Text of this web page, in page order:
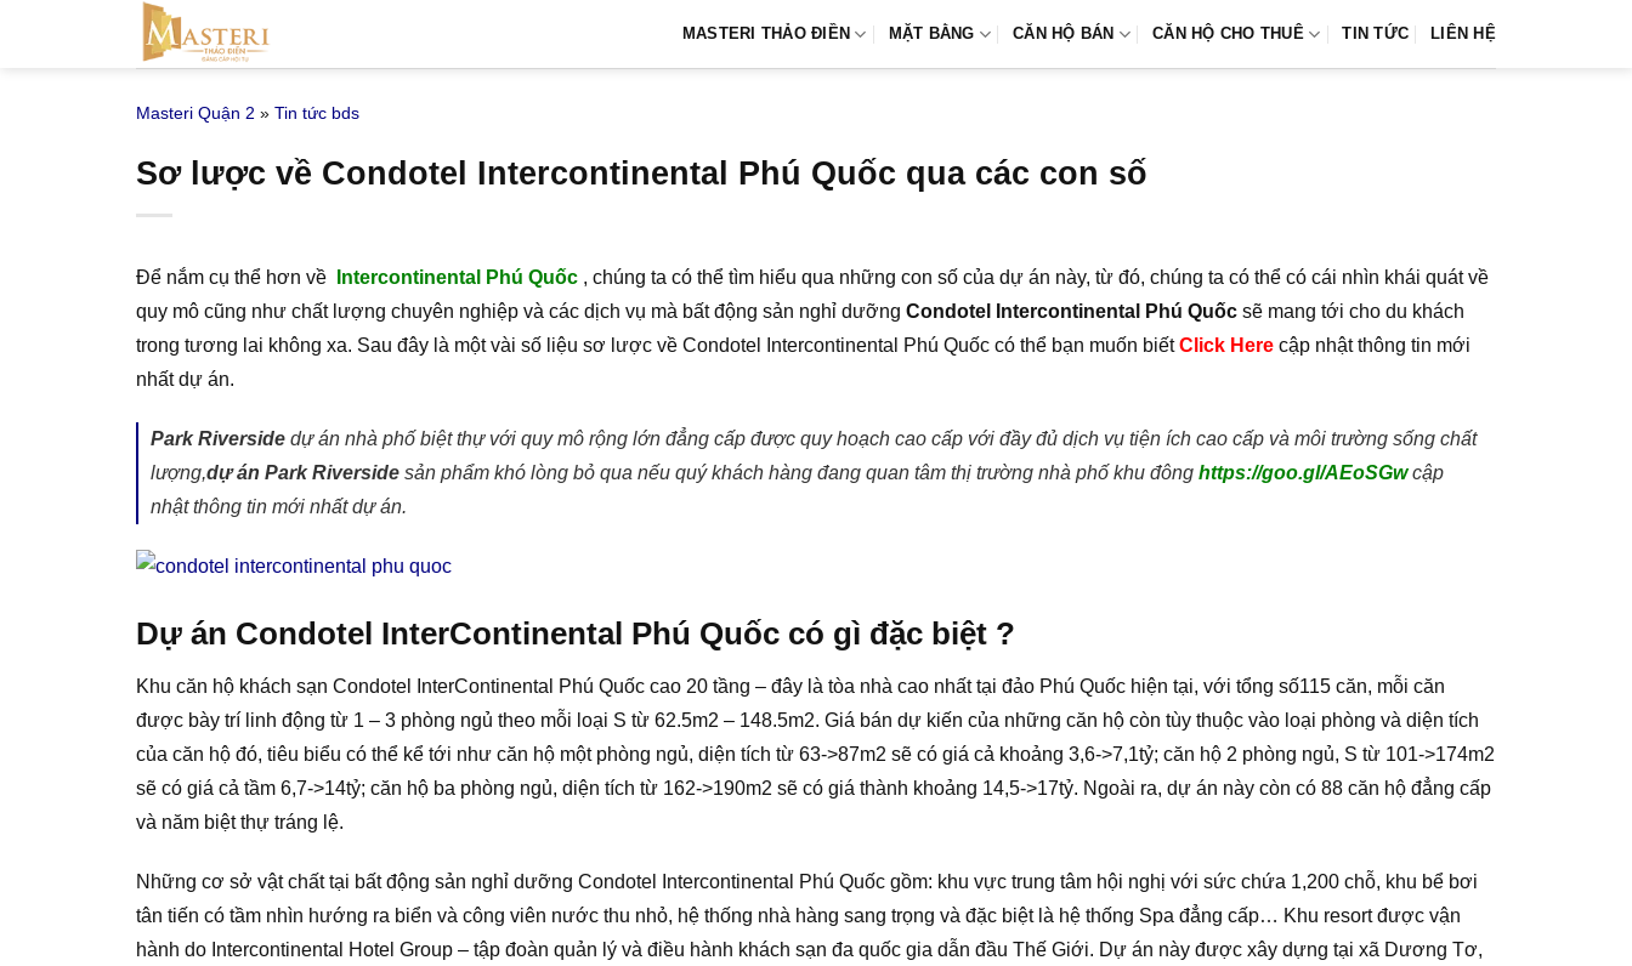
MASTERI THẢO ĐIỀN MẶT BẰNG CĂN HỘ BÁN CĂN HỘ CHO THUÊ TIN TỨC LIÊN HỆ
Masteri Quận 2 » Tin tức bds
Sơ lược về Condotel Intercontinental Phú Quốc qua các con số
Để nắm cụ thể hơn về Intercontinental Phú Quốc , chúng ta có thể tìm hiểu qua những con số của dự án này, từ đó, chúng ta có thể có cái nhìn khái quát về
quy mô cũng như chất lượng chuyên nghiệp và các dịch vụ mà bất động sản nghỉ dưỡng Condotel Intercontinental Phú Quốc sẽ mang tới cho du khách
trong tương lai không xa. Sau đây là một vài số liệu sơ lược về Condotel Intercontinental Phú Quốc có thể bạn muốn biếtClick Here cập nhật thông tin mới
nhất dự án.
Park Riverside dự án nhà phố biệt thự với quy mô rộng lớn đẳng cấp được quy hoạch cao cấp với đầy đủ dịch vụ tiện ích cao cấp và môi trường sống chất
lượng,dự án Park Riverside sản phẩm khó lòng bỏ qua nếu quý khách hàng đang quan tâm thị trường nhà phố khu đông https://goo.gl/AEoSGwcập
nhật thông tin mới nhất dự án.
Dự án Condotel InterContinental Phú Quốc có gì đặc biệt ?
Khu căn hộ khách sạn Condotel InterContinental Phú Quốc cao 20 tầng – đây là tòa nhà cao nhất tại đảo Phú Quốc hiện tại, với tổng số115 căn, mỗi căn
được bày trí linh động từ 1 – 3 phòng ngủ theo mỗi loại S từ 62.5m2 – 148.5m2. Giá bán dự kiến của những căn hộ còn tùy thuộc vào loại phòng và diện tích
của căn hộ đó, tiêu biểu có thể kể tới như căn hộ một phòng ngủ, diện tích từ 63->87m2 sẽ có giá cả khoảng 3,6->7,1tỷ; căn hộ 2 phòng ngủ, S từ 101->174m2
sẽ có giá cả tầm 6,7->14tỷ; căn hộ ba phòng ngủ, diện tích từ 162->190m2 sẽ có giá thành khoảng 14,5->17tỷ. Ngoài ra, dự án này còn có 88 căn hộ đẳng cấp
và năm biệt thự tráng lệ.
Những cơ sở vật chất tại bất động sản nghỉ dưỡng Condotel Intercontinental Phú Quốc gồm: khu vực trung tâm hội nghị với sức chứa 1,200 chỗ, khu bể bơi
tân tiến có tầm nhìn hướng ra biển và công viên nước thu nhỏ, hệ thống nhà hàng sang trọng và đặc biệt là hệ thống Spa đẳng cấp… Khu resort được vận
hành do Intercontinental Hotel Group – tập đoàn quản lý và điều hành khách sạn đa quốc gia dẫn đầu Thế Giới. Dự án này được xây dựng tại xã Dương Tơ,